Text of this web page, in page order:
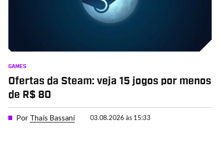
GAMES
Ofertas da Steam: veja 15 jogos por menos
de R$ 80
Por Thais Bassani 03.08.2026 às 15:33